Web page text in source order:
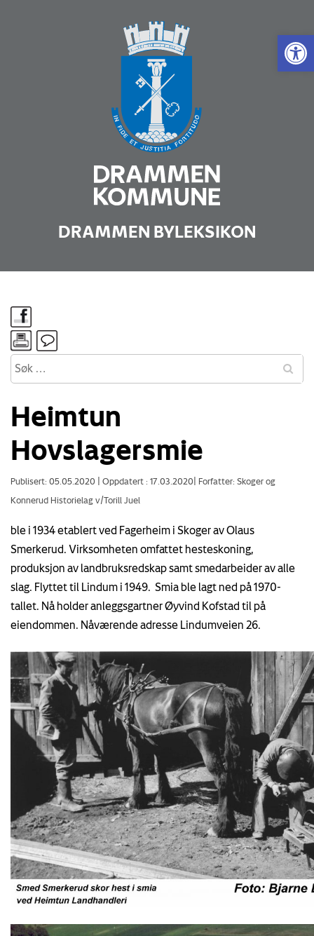
Vis
DRAMMEN BYLEKSIKON
Heimtun
Hovslagersmie
Publisert: 05.05.2020 Oppdatert : 17.03.2020
Forfatter: Skoger og
Konnerud Historielag v/Torill Juel
ble i 1934 etablert ved Fagerheim i Skoger av Olaus
Smerkerud. Virksomheten omfattet hesteskoning,
produksjon av landbruksredskap samt smedarbeider av alle
slag. Flyttet til Lindum i 1949. Smia ble lagt ned på 1970-
tallet. Nå holder anleggsgartner Øyvind Kofstad til på
eiendommen. Nåværende adresse Lindumveien 26.